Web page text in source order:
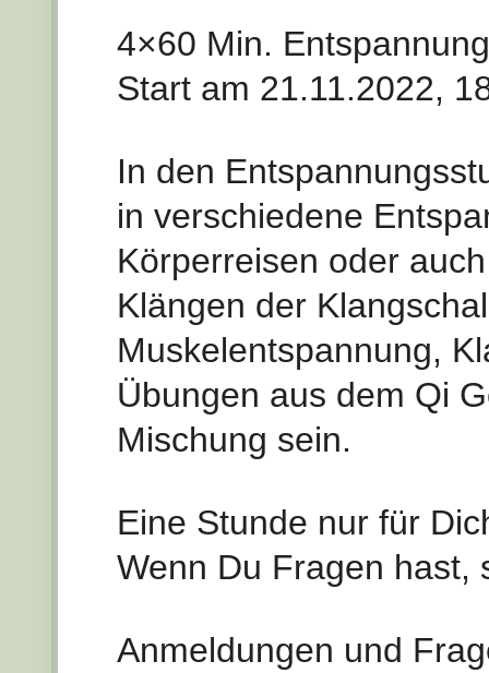
4×60 Min.
Start am 21.11.2022,
In den
in verschiedene
Körperreisen oder
Klängen der
Muskelentspannung,
Übungen aus dem Qi
Mischung sein.
Eine Stunde nur für
Wenn Du Fragen hast,
Anmeldungen und